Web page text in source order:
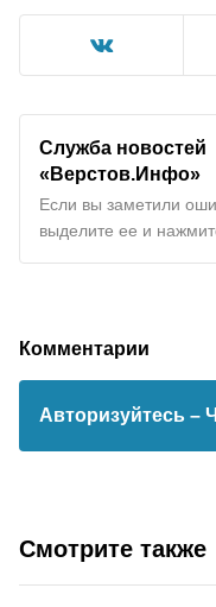
Служба новостей
«Верстов.Инфо»
Если вы заметили
выделите ее и
Комментарии
Авторизуйтесь –
Смотрите также